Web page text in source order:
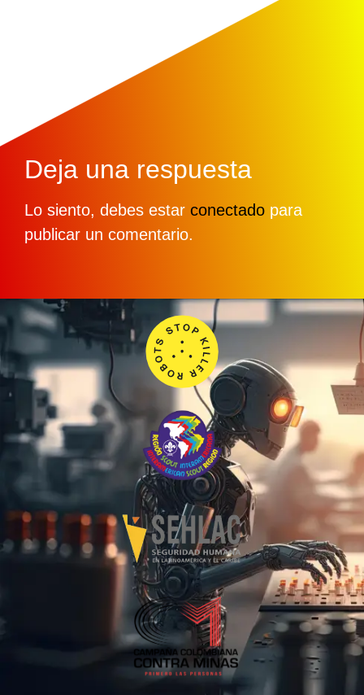
Deja una respuesta
Lo siento, debes estar conectado para
publicar un comentario.